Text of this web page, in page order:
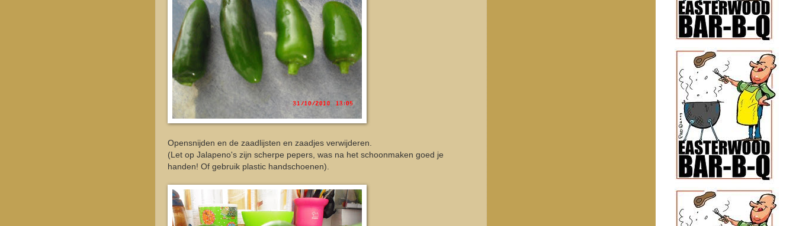
Opensnijden en de zaadlijsten en zaadjes verwijderen.
(Let op Jalapeno's zijn scherpe pepers, was na het schoonmaken goed je
handen! Of gebruik plastic handschoenen).